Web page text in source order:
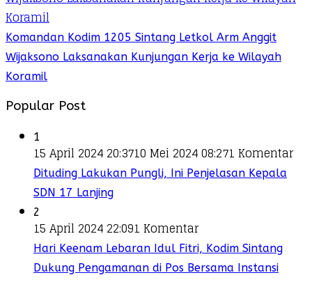
Komandan Kodim 1205 Sintang Letkol Arm Anggit
Wijaksono Laksanakan Kunjungan Kerja ke Wilayah
Koramil
Popular Post
1
15 April 2024 20:3710 Mei 2024 08:271 Komentar
Dituding Lakukan Pungli, Ini Penjelasan Kepala
SDN 17 Lanjing
2
15 April 2024 22:091 Komentar
Hari Keenam Lebaran Idul Fitri, Kodim Sintang
Dukung Pengamanan di Pos Bersama Instansi